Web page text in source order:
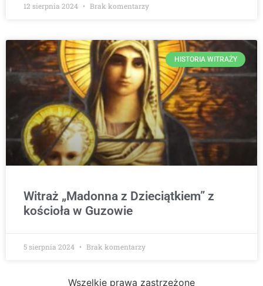
12 sierpnia 2024 Brak komentarzy
HISTORIA WITRAŻY
Witraż „Madonna z Dzieciątkiem” z
kościoła w Guzowie
5 sierpnia 2024 Brak komentarzy
Wszelkie prawa zastrzeżone